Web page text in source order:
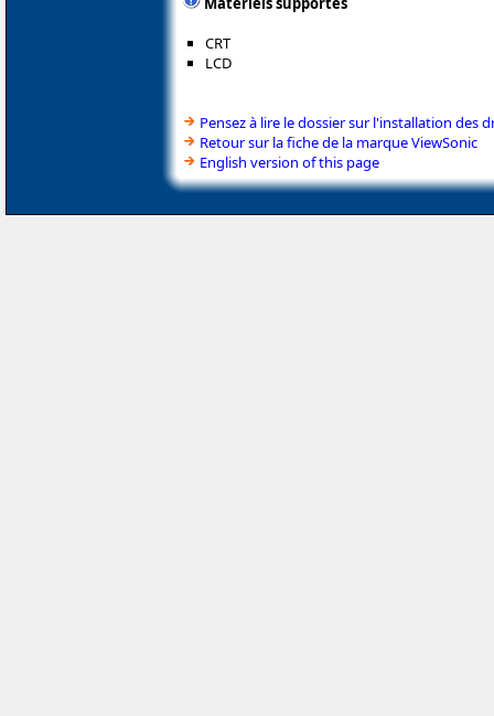
CRT
LCD
Pensez à lire le dossier sur l'installation des
Retour sur la fiche de la marque ViewSonic
English version of this page